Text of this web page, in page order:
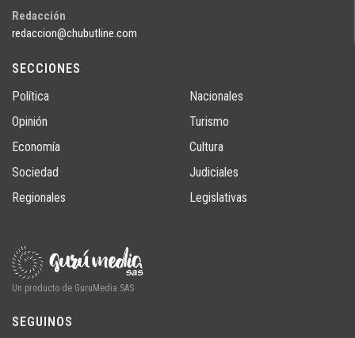
Redacción
redaccion@chubutline.com
SECCIONES
Política
Opinión
Economía
Sociedad
Regionales
Nacionales
Turismo
Cultura
Judiciales
Legislativas
Un producto de GuruMedia SAS
SEGUINOS